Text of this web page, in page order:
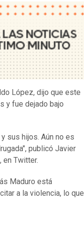
López, dijo que este
y fue dejado bajo
sus hijos. Aún no es
publicó Javier
en Twitter.
Maduro está
a la violencia, lo que